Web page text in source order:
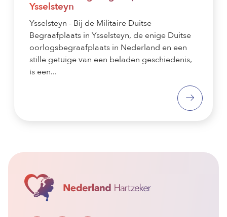
Ysselsteyn
Ysselsteyn - Bij de Militaire Duitse
Begraafplaats in Ysselsteyn, de enige Duitse
oorlogsbegraafplaats in Nederland en een
stille getuige van een beladen geschiedenis,
is een...